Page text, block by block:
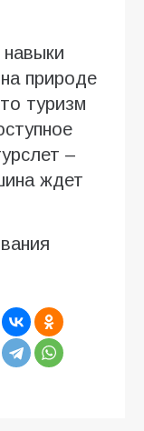
природе
туризм
–
ждет